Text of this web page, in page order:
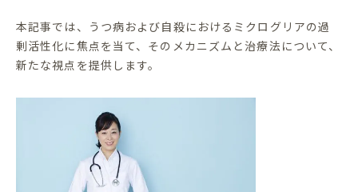
本記事では、うつ病および自殺におけるミクログリアの過
剰活性化に焦点を当て、そのメカニズムと治療法について、
新たな視点を提供します。